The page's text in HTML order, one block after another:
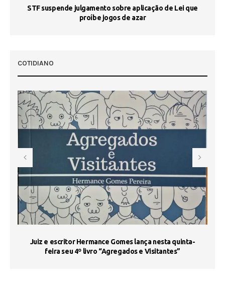
STF suspende julgamento sobre aplicação de Lei que
proíbe jogos de azar
COTIDIANO
Juiz e escritor Hermance Gomes lança nesta quinta-
feira seu 4º livro “Agregados e Visitantes”